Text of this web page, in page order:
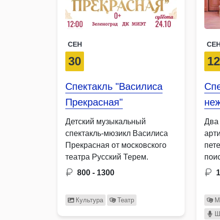
СЕН
30
Спектакль "Василиса
Прекрасная"
Детский музыкальный
спектакль-мюзикл Василиса
Прекрасная от московского
театра Русский Терем.
800 - 1300
Культура Театр
12
Два
в